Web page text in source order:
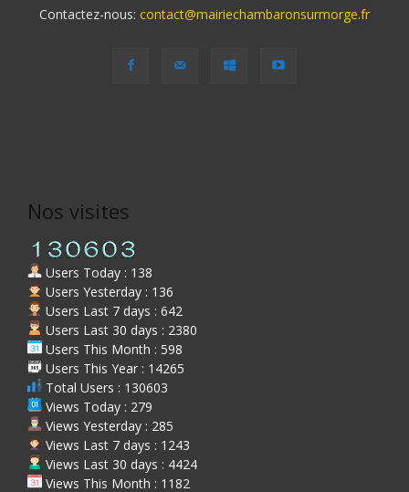
Contactez-nous: contact@mairiechambaronsurmorge.fr
Nos visites
Users Today : 138
Users Yesterday : 136
Users Last 7 days : 642
Users Last 30 days : 2380
Users This Month : 598
Users This Year : 14265
Total Users : 130603
Views Today : 279
Views Yesterday : 285
Views Last 7 days : 1243
Views Last 30 days : 4424
Views This Month : 1182